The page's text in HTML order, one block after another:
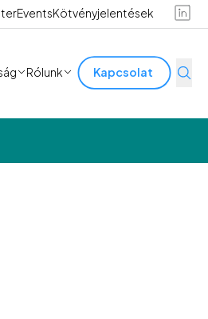
EventsKötvényjelentések
Rólunk Kapcsolat